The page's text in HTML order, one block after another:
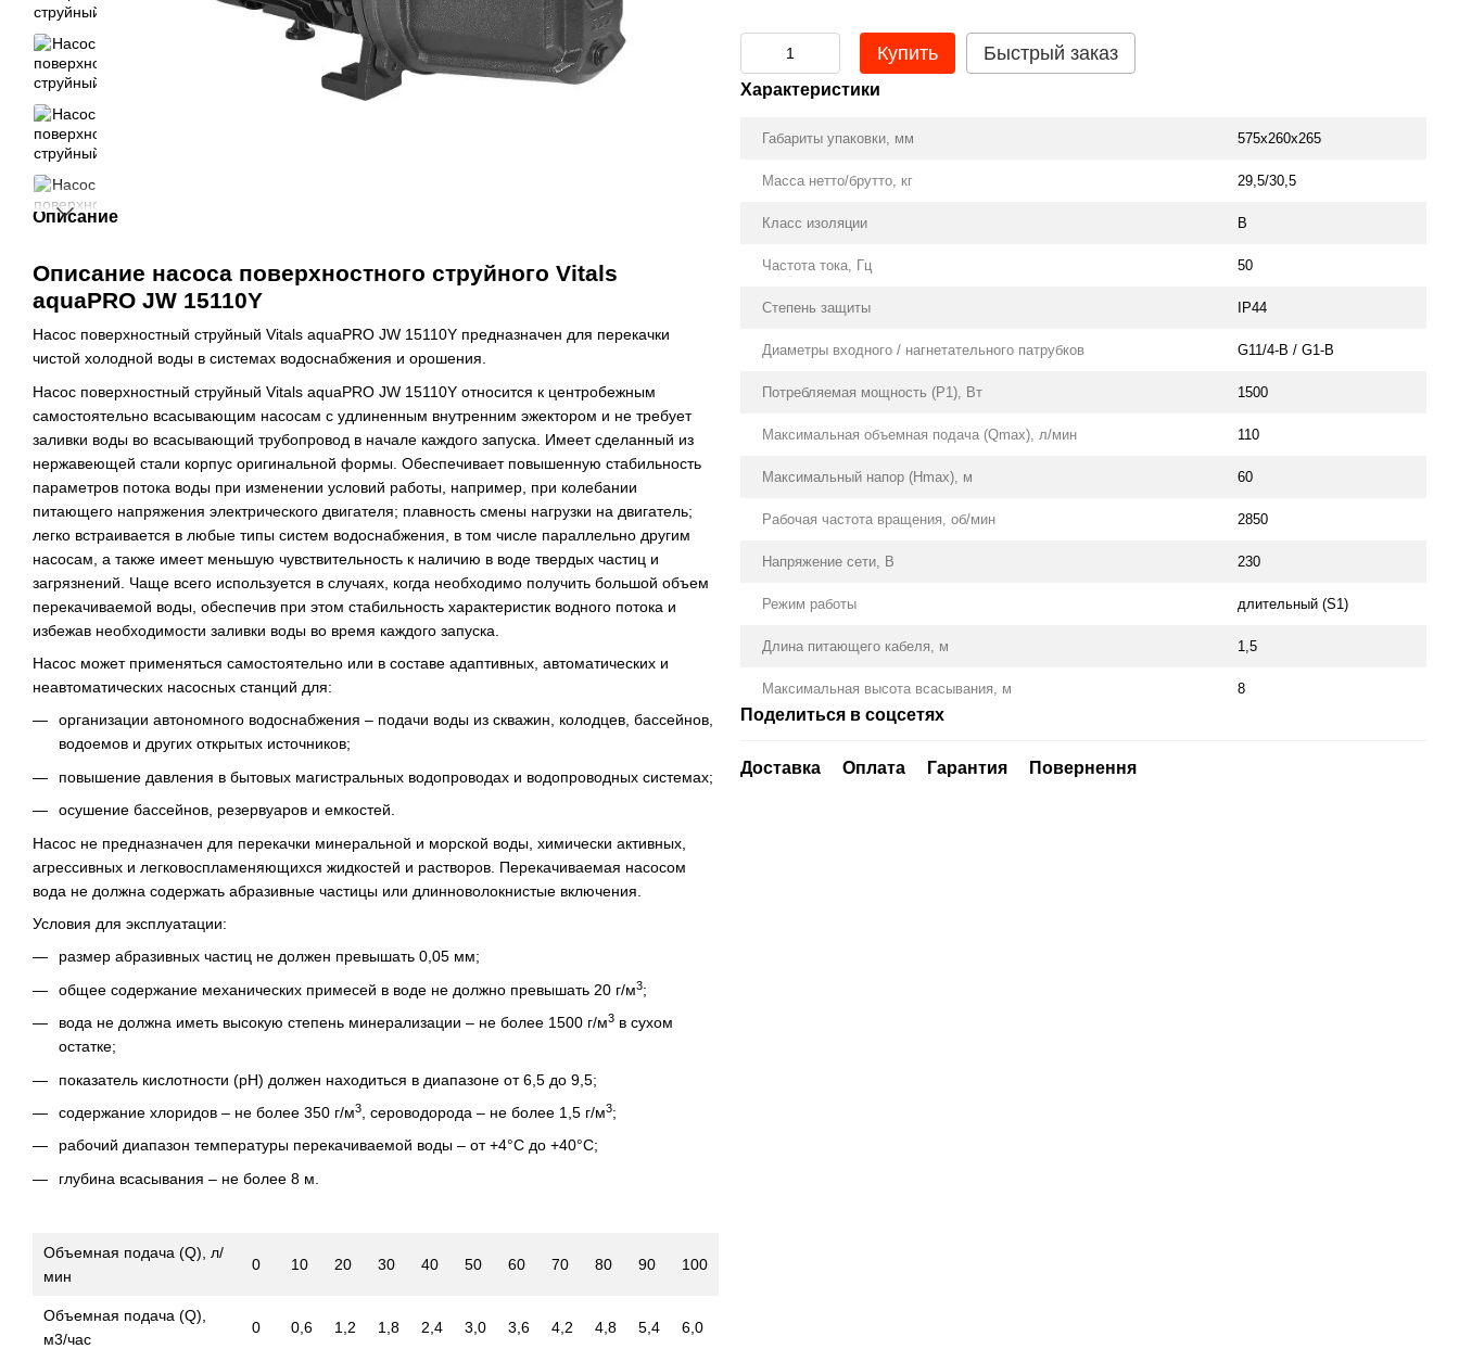
Описание
Описание насоса поверхностного струйного Vitals
aquaPRO JW 15110Y
Насос поверхностный струйный Vitals aquaPRO JW 15110Y предназначен для перекачки
чистой холодной воды в системах водоснабжения и орошения.
Насос поверхностный струйный Vitals aquaPRO JW 15110Y относится к центробежным
самостоятельно всасывающим насосам с удлиненным внутренним эжектором и не требует
заливки воды во всасывающий трубопровод в начале каждого запуска. Имеет сделанный из
нержавеющей стали корпус оригинальной формы. Обеспечивает повышенную стабильность
параметров потока воды при изменении условий работы, например, при колебании
питающего напряжения электрического двигателя; плавность смены нагрузки на двигатель;
легко встраивается в любые типы систем водоснабжения, в том числе параллельно другим
насосам, а также имеет меньшую чувствительность к наличию в воде твердых частиц и
загрязнений. Чаще всего используется в случаях, когда необходимо получить большой объем
перекачиваемой воды, обеспечив при этом стабильность характеристик водного потока и
избежав необходимости заливки воды во время каждого запуска.
Насос может применяться самостоятельно или в составе адаптивных, автоматических и
неавтоматических насосных станций для:
организации автономного водоснабжения – подачи воды из скважин, колодцев, бассейнов,
водоемов и других открытых источников;
повышение давления в бытовых магистральных водопроводах и водопроводных системах;
осушение бассейнов, резервуаров и емкостей.
Насос не предназначен для перекачки минеральной и морской воды, химически активных,
агрессивных и легковоспламеняющихся жидкостей и растворов. Перекачиваемая насосом
вода не должна содержать абразивные частицы или длинноволокнистые включения.
Условия для эксплуатации:
размер абразивных частиц не должен превышать 0,05 мм;
общее содержание механических примесей в воде не должно превышать 20 г/м3;
вода не должна иметь высокую степень минерализации – не более 1500 г/м3 в сухом
остатке;
показатель кислотности (рН) должен находиться в диапазоне от 6,5 до 9,5;
содержание хлоридов – не более 350 г/м3 , сероводорода – не более 1,5 г/м3;
рабочий диапазон температуры перекачиваемой воды – от +4°С до +40°С;
глубина всасывания – не более 8 м.
Объемная подача (Q), л/
мин
0 10 20 30 40 50 60 70 80 90 100
Объемная подача (Q),
м3/час
0 0,6 1,2 1,8 2,4 3,0 3,6 4,2 4,8 5,4 6,0
Купить Быстрый заказ
Характеристики
Габариты упаковки, мм 575х260х265
Масса нетто/брутто, кг 29,5/30,5
Класс изоляции В
Частота тока, Гц 50
Степень защиты IP44
Диаметры входного / нагнетательного патрубков G11/4-B / G1-B
Потребляемая мощность (Р1), Вт 1500
Максимальная объемная подача (Qmax), л/мин 110
Максимальный напор (Нmax), м 60
Рабочая частота вращения, об/мин 2850
Напряжение сети, В 230
Режим работы длительный (S1)
Длина питающего кабеля, м 1,5
Максимальная высота всасывания, м 8
Поделиться в соцсетях
Доставка Оплата Гарантия Повернення